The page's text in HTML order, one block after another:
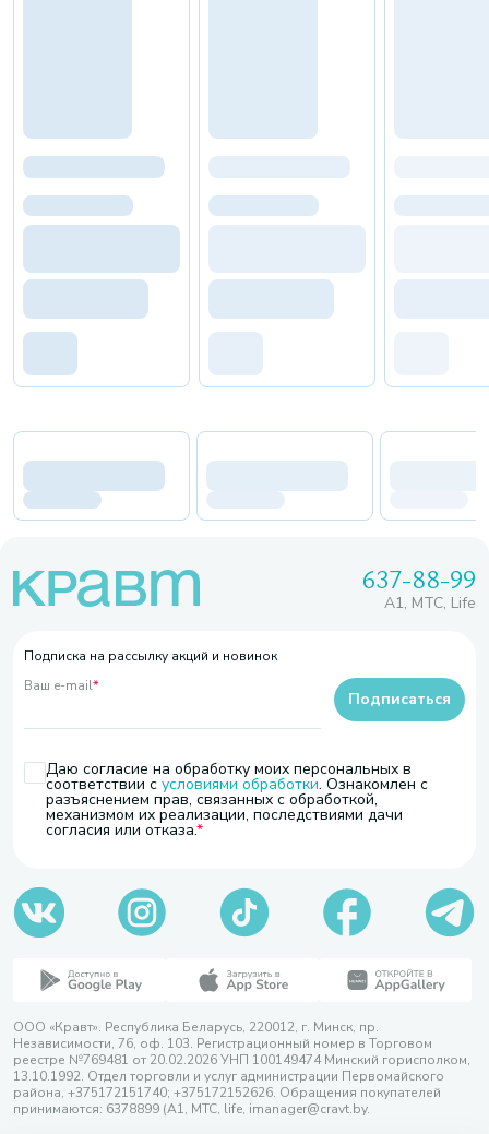
637-88-99
A1, МТС, Life
Подписка на рассылку акций и новинок
Ваш e-mail*
Даю согласие на обработку моих персональных в
соответствии с условиями обработки. Ознакомлен с
разъяснением прав, связанных с обработкой,
механизмом их реализации, последствиями дачи
согласия или отказа.
Подписаться
ООО «Кравт». Республика Беларусь, 220012, г. Минск, пр.
Независимости, 76, оф. 103. Регистрационный номер в Торговом
реестре №769481 от 20.02.2026 УНП 100149474 Минский горисполком,
13.10.1992. Отдел торговли и услуг администрации Первомайского
района, +375172151740; +375172152626. Обращения покупателей
принимаются: 6378899 (А1, МТС, life, imanager@cravt.by.